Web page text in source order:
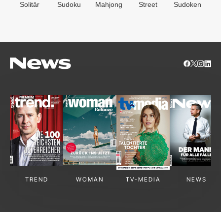
Solitär Sudoku Mahjong Street Sudoken
TREND WOMAN TV-MEDIA NEWS